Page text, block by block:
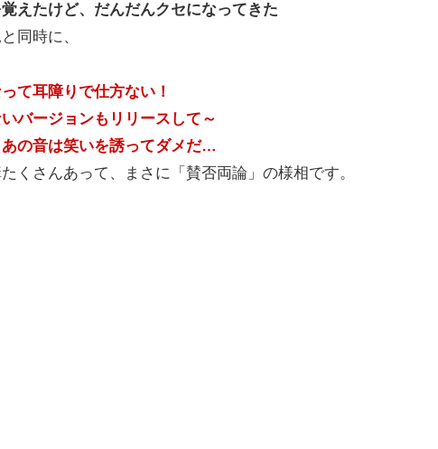
覚えたけど、だんだんクセになってきた
同時に、
て耳障りで仕方ない！
バージョンもリリースして～
あの音は笑いを誘ってダメだ…
くさんあって、まさに「賛否両論」の様相です。